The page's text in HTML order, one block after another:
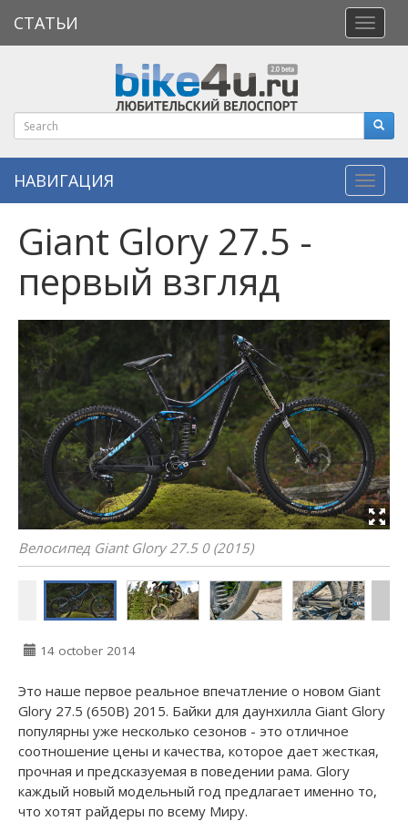
меню
СТАТЬИ
НАВИГАЦИЯ
Giant Glory 27.5 -
первый взгляд
Велосипед Giant Glory 27.5 0 (2015)
14 october 2014
Это наше первое реальное впечатление о новом Giant
Glory 27.5 (650B) 2015. Байки для даунхилла Giant Glory
популярны уже несколько сезонов - это отличное
соотношение цены и качества, которое дает жесткая,
прочная и предсказуемая в поведении рама. Glory
каждый новый модельный год предлагает именно то,
что хотят райдеры по всему Миру.